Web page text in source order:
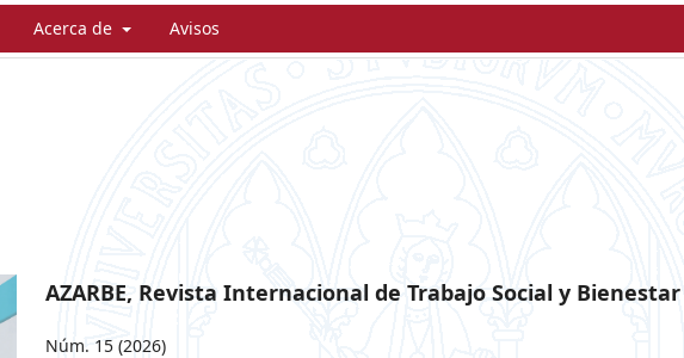
Acerca de Avisos
AZARBE, Revista Internacional de Trabajo Social y Bienestar
Núm. 15 (2026)